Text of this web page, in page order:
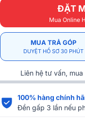
ĐẶT
Mua Online
MUA TRẢ GÓP
DUYỆT HỒ SƠ 30 PHÚT
Liên hệ tư vấn, mua
100% hàng chính
Đền gấp 3 lần nếu